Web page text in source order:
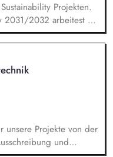
Projekten.
2031/2032 arbeitest Du
Bei unserer Reise
Reporting-Directive
und unterstützt
Reportings. Dabei
als Teilprojektleiter. Du
und arbeitest aktiv
der Vereinten
unsere Projekte von der
und